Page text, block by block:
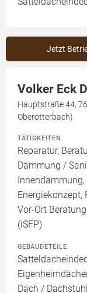
Jetzt
Volker Eck
Hauptstraße 44,
Oberotterbach)
TÄTIGKEITEN
Reparatur,
Dämmung /
Energiekonzept,
Vor-Ort
(iSFP)
GEBÄUDETEILE
Dach /